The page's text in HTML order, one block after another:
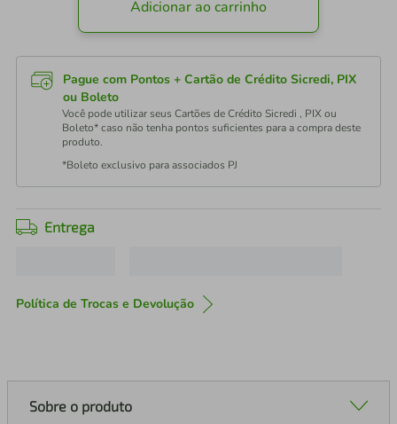
Adicionar ao carrinho
Pague com Pontos + Cartão de Crédito Sicredi, PIX
ou Boleto
Você pode utilizar seus Cartões de Crédito Sicredi , PIX ou
Boleto* caso não tenha pontos suficientes para a compra deste
produto.
*Boleto exclusivo para associados PJ
Entrega
Política de Trocas e Devolução
Sobre o produto